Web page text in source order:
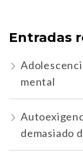
Entradas
mental
demasiado